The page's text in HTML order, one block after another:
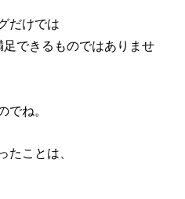
だけでは
できるものではありませ
でね。
たことは、